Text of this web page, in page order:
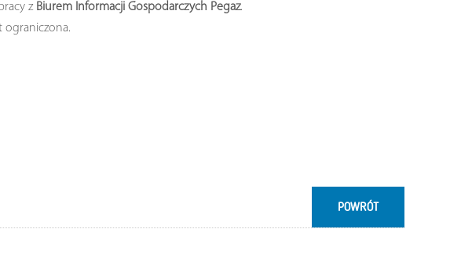
z Biurem Informacji Gospodarczych Pegaz.
ograniczona.
POWRÓT